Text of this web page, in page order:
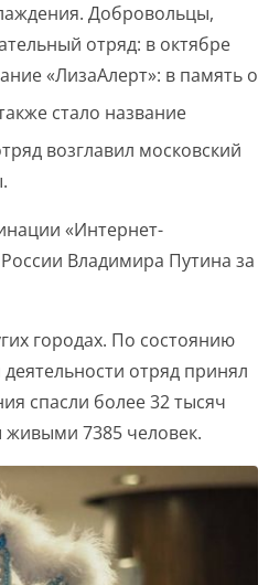
. Добровольцы,
отряд: в октябре
«ЛизаАлерт»: в память о
стало название
возглавил московский
.
«Интернет-
Владимира Путина за
городах. По состоянию
отряд принял
спасли более 32 тысяч
живыми 7385 человек.